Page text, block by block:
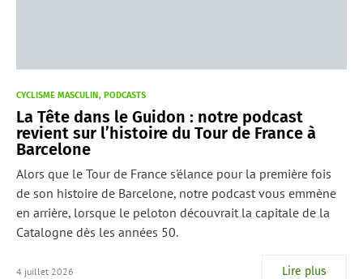
CYCLISME MASCULIN PODCASTS
La Tête dans le Guidon : notre podcast
revient sur l’histoire du Tour de France à
Barcelone
Alors que le Tour de France s'élance pour la première fois
de son histoire de Barcelone, notre podcast vous emmène
en arrière, lorsque le peloton découvrait la capitale de la
Catalogne dès les années 50.
4 juillet 2026 Lire plus